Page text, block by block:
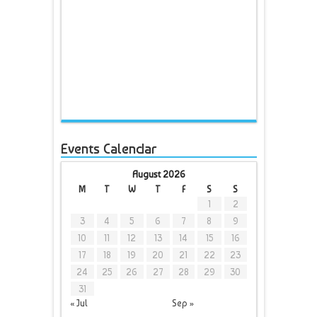
Events Calendar
August 2026
M
T W T F S S
« Jul Sep »
1
2
3
4 5 6 7 8
9
10
11 12 13 14 15
16
17
18 19 20 21 22
23
24
25 26 27 28 29
30
31